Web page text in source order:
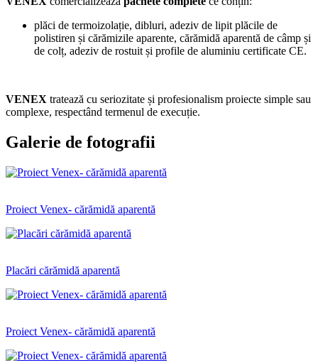
plăci de termoizolație, dibluri, adeziv de lipit plăcile de
polistiren și cărămizile aparente, cărămidă aparentă de câmp și
de colț, adeziv de rostuit și profile de aluminiu certificate CE.
VENEX tratează cu seriozitate și profesionalism proiecte simple sau
complexe, respectând termenul de execuție.
Galerie de fotografii
Proiect Venex- cărămidă aparentă
Placări cărămidă aparentă
Proiect Venex- cărămidă aparentă